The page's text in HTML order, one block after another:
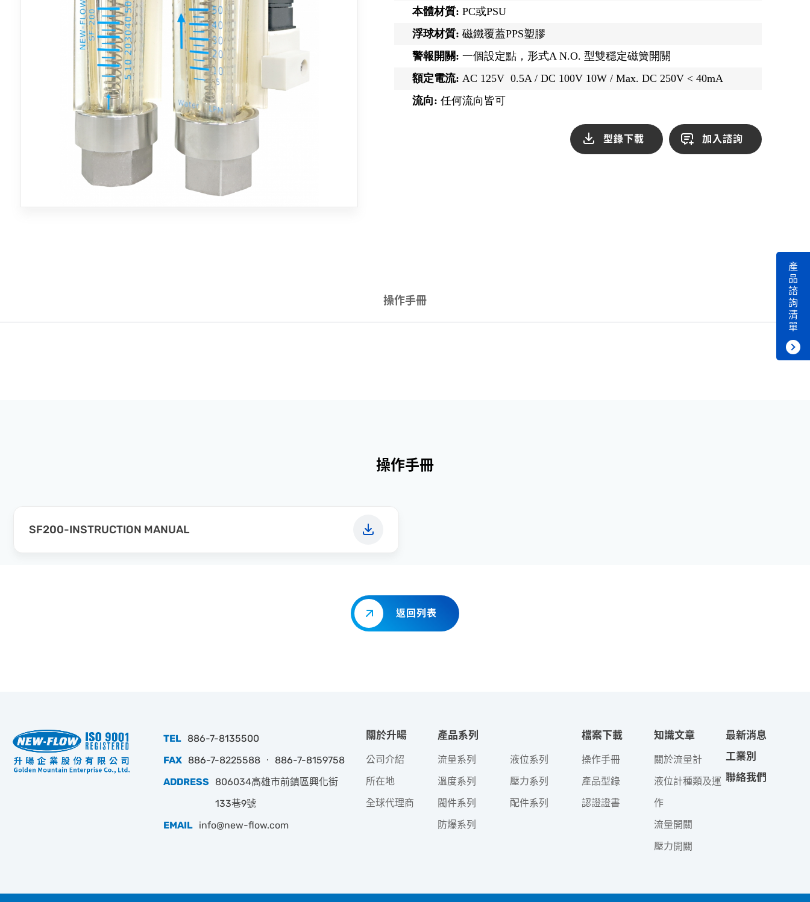
本體材質:PC或PSU
浮球材質:磁鐵覆蓋PPS塑膠
警報開關:一個設定點，形式A N.O. 型雙穩定磁簧開關
額定電流:AC 125V 0.5A / DC 100V 10W / Max. DC 250V < 40mA
流向:任何流向皆可
型錄下載 加入諮詢
操作手冊
操作手冊
SF200-INSTRUCTION MANUAL
返回列表
產
品
諮
詢
清
單
TEL 886-7-8135500
FAX 886-7-8225588 ‧ 886-7-8159758
ADDRESS
806034高雄市前鎮區興化街
133巷9號
EMAIL info@new-flow.com
關於升暘
公司介紹
所在地
全球代理商
產品系列
流量系列
液位系列
溫度系列
壓力系列
閥件系列
配件系列
防爆系列
檔案下載
操作手冊
產品型錄
認證證書
知識文章
關於流量計
液位計種類及運
作
流量開關
壓力開關
最新消息
工業別
聯絡我們